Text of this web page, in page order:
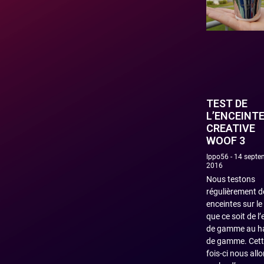
TEST DE
L’ENCEINTE
CREATIVE
WOOF 3
Ippo56
14
2016
Nous testons
régulièrement
enceintes sur le
que ce soit de
de gamme au
de gamme.
fois-ci nous